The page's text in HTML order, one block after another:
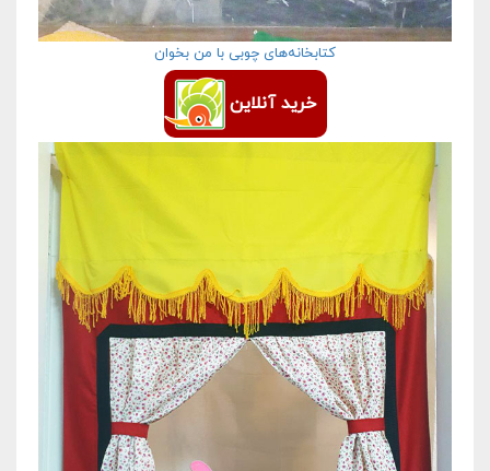
کتابخانه‌های چوبی با من بخوان
خرید آنلاین